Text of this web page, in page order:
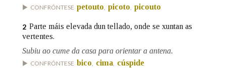
BUSCAR NO CONTIDO
Nas definicións
CONFRÓNTESE petouto picoto picouto
2 Parte máis elevada dun tellado, onde se xuntan as
vertentes.
Subiu ao cume da casa para orientar a antena.
CONFRÓNTESE bico cima cúspide